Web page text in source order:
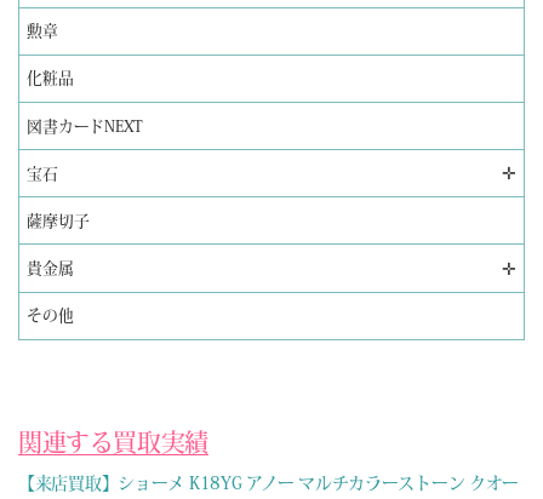
勲章
化粧品
図書カードNEXT
宝石 ✛
薩摩切子
貴金属 ✛
その他
関連する買取実績
【来店買取】ショーメ K18YG アノー マルチカラーストーン クオー